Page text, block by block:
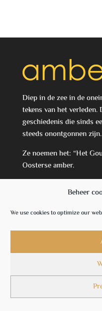
Beheer
We use cookies to optimize our
Diep in de zee in de
tekens van het
geschiedenis die sinds
steeds onontgonnen zijn.
Ze noemen het: “Het
Oosterse amber.
Amber Juwlen, ontdek
sieraden.
Algemene voorwaarden